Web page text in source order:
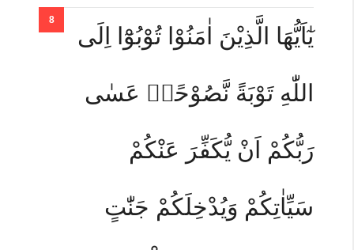
يٰٓاَيُّهَا الَّذِيْنَ اٰمَنُوْا تُوْبُوْٓا اِلَى
اللّٰهِ تَوْبَةً نَّصُوْحًاۗ عَسٰى
رَبُّكُمْ اَنْ يُّكَفِّرَ عَنْكُمْ
سَيِّاٰتِكُمْ وَيُدْخِلَكُمْ جَنّٰتٍ